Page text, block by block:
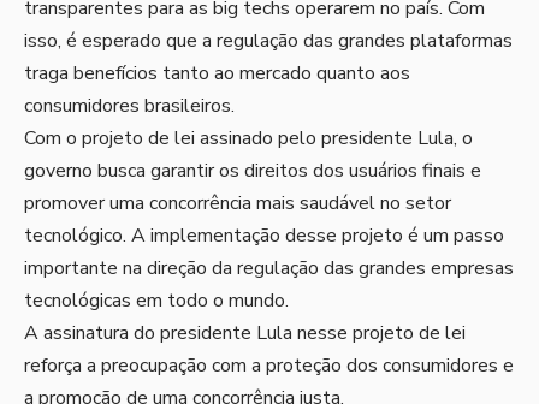
transparentes para as big techs operarem no país. Com
isso, é esperado que a regulação das grandes plataformas
traga benefícios tanto ao mercado quanto aos
consumidores brasileiros.
Com o projeto de lei assinado pelo presidente Lula, o
governo busca garantir os direitos dos usuários finais e
promover uma concorrência mais saudável no setor
tecnológico. A implementação desse projeto é um passo
importante na direção da regulação das grandes empresas
tecnológicas em todo o mundo.
A assinatura do presidente Lula nesse projeto de lei
reforça a preocupação com a proteção dos consumidores e
a promoção de uma concorrência justa.